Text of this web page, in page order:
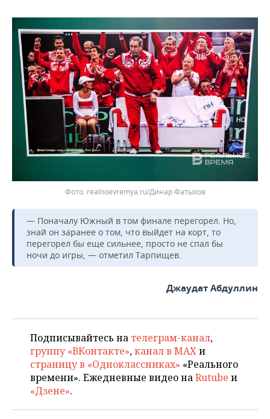
realnoevremya.ru/Динар Фатыхов
— Поначалу Южный в том финале перегорел. Но,
знай он заранее о том, что выйдет на корт, то
перегорел бы еще сильнее, просто не спал бы
ночи до игры, — отметил Тарпищев.
Джаудат Абдуллин
Подписывайтесь на телеграм-канал,
группу «ВКонтакте»,канал в MAXи
страницу в «Одноклассниках» «Реального
времени». Ежедневные видео наRutube и
«Дзене».